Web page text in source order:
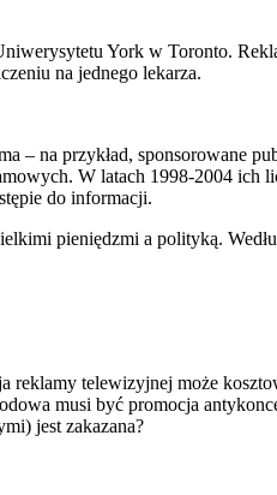
York w Toronto.
na jednego lekarza.
– na przykład, sponsorowane
W latach 1998-2004 ich
do informacji.
pieniędzmi a polityką.
reklamy telewizyjnej może
musi być promocja
jest ­zakazana?